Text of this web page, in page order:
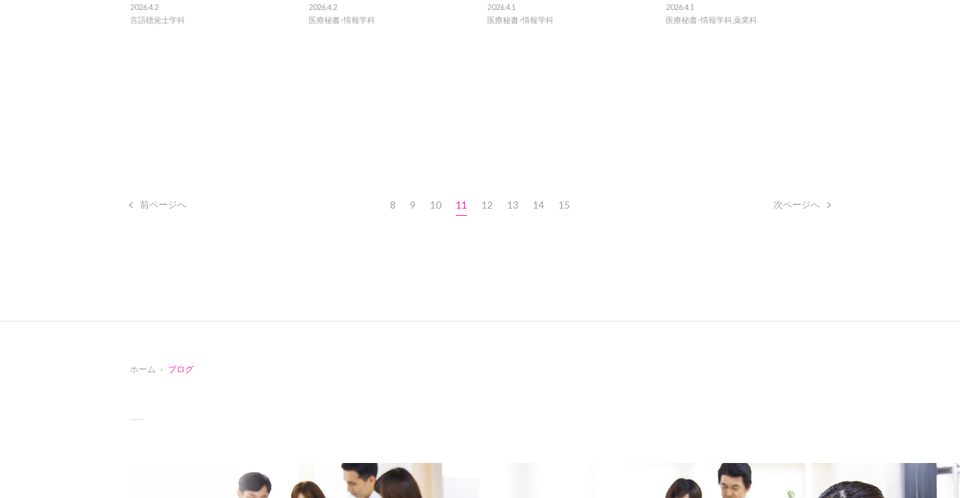
2026.4.2
言語聴覚士学科
2026.4.2
医療秘書・情報学科
2026.4.1
医療秘書・情報学科
2026.4.1
医療秘書・情報学科,薬業科
前ページへ 8 9 10 11 12 13 14 15 次ページへ
ホーム ブログ